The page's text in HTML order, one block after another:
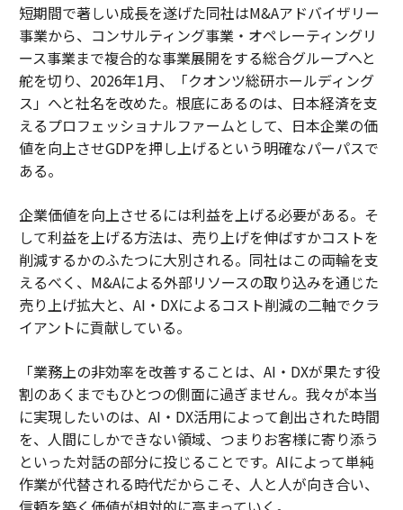
短期間で著しい成長を遂げた同社はM&Aアドバイザリー
事業から、コンサルティング事業・オペレーティングリ
ース事業まで複合的な事業展開をする総合グループへと
舵を切り、2026年1月、「クオンツ総研ホールディング
ス」へと社名を改めた。根底にあるのは、日本経済を支
えるプロフェッショナルファームとして、日本企業の価
値を向上させGDPを押し上げるという明確なパーパスで
ある。
企業価値を向上させるには利益を上げる必要がある。そ
して利益を上げる方法は、売り上げを伸ばすかコストを
削減するかのふたつに大別される。同社はこの両輪を支
えるべく、M&Aによる外部リソースの取り込みを通じた
売り上げ拡大と、AI・DXによるコスト削減の二軸でクラ
イアントに貢献している。
「業務上の非効率を改善することは、AI・DXが果たす役
割のあくまでもひとつの側面に過ぎません。我々が本当
に実現したいのは、AI・DX活用によって創出された時間
を、人間にしかできない領域、つまりお客様に寄り添う
といった対話の部分に投じることです。AIによって単純
作業が代替される時代だからこそ、人と人が向き合い、